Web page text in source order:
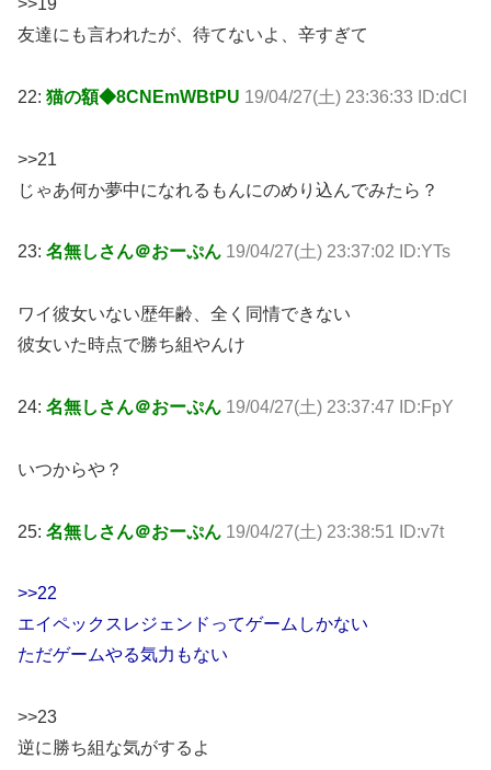
>>19
友達にも言われたが、待てないよ、辛すぎて
22: 猫の額◆8CNEmWBtPU 19/04/27(土) 23:36:33 ID:dCI
>>21
じゃあ何か夢中になれるもんにのめり込んでみたら？
23: 名無しさん＠おーぷん 19/04/27(土) 23:37:02 ID:YTs
ワイ彼女いない歴年齢、全く同情できない
彼女いた時点で勝ち組やんけ
24: 名無しさん＠おーぷん 19/04/27(土) 23:37:47 ID:FpY
いつからや？
25: 名無しさん＠おーぷん 19/04/27(土) 23:38:51 ID:v7t
>>22
エイペックスレジェンドってゲームしかない
ただゲームやる気力もない
>>23
逆に勝ち組な気がするよ